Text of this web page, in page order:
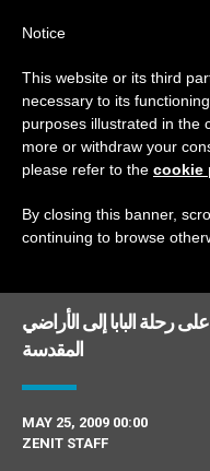
DAY
May
DERNIÈRES
رحلة البابا إلى الأراضي
المقدسة
MAY 25, 2009 00:00
ZENIT STAFF
Notice
This website or its third
necessary to its
purposes illustrated in the
more or withdraw your
please refer to the cookie
By closing this banner,
continuing to browse